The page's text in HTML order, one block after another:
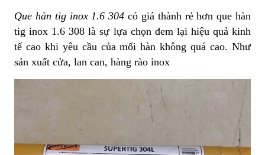
Que hàn tig inox 1.6 304 có giá thành rẻ hơn que hàn
tig inox 1.6 308 là sự lựa chọn đem lại hiệu quả kinh
tế cao khi yêu cầu của mối hàn không quá cao. Như
sản xuất cửa, lan can, hàng rào inox